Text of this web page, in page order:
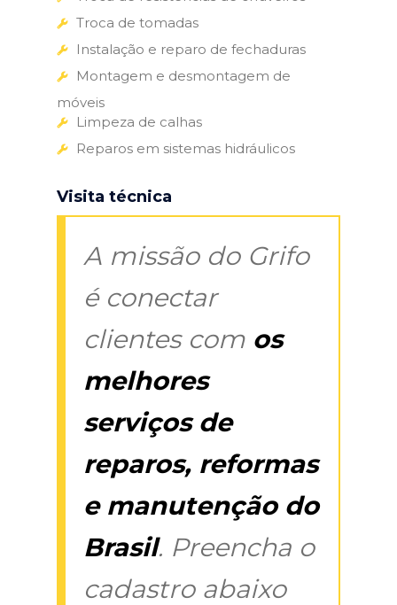
Troca de tomadas
Instalação e reparo de fechaduras
Montagem e desmontagem de
móveis
Limpeza de calhas
Reparos em sistemas hidráulicos
Visita técnica
A missão do Grifo
é conectar
clientes com os
melhores
serviços de
reparos, reformas
e manutenção do
Brasil. Preencha o
cadastro abaixo